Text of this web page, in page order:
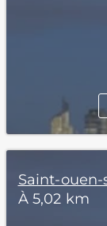
Saint-ouen-
À 5,02 km